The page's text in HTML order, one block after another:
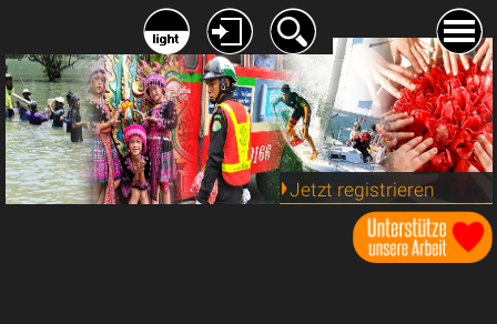
Jetzt registrieren